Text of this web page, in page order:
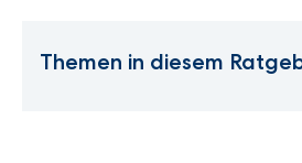
Themen in diesem